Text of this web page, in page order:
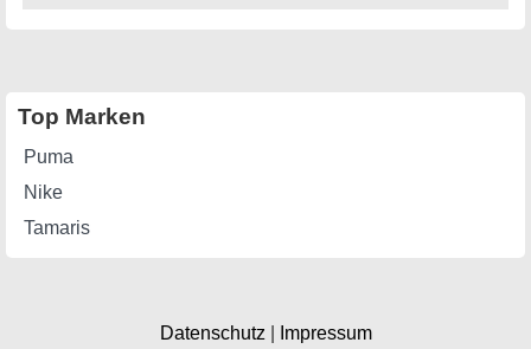
Top Marken
Puma
Nike
Tamaris
Datenschutz Impressum